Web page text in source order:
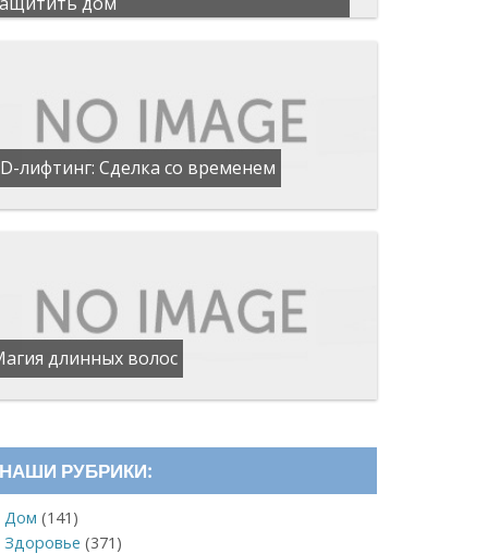
лифтинг: Сделка со временем
длинных волос
НАШИ РУБРИКИ:
Дом (141)
Здоровье (371)